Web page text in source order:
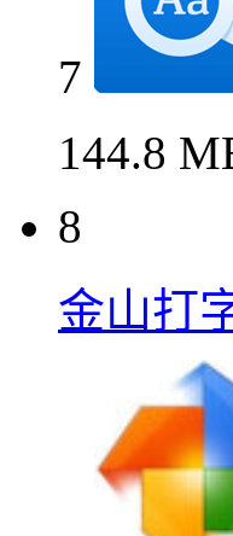
7
144.8
8
金山打